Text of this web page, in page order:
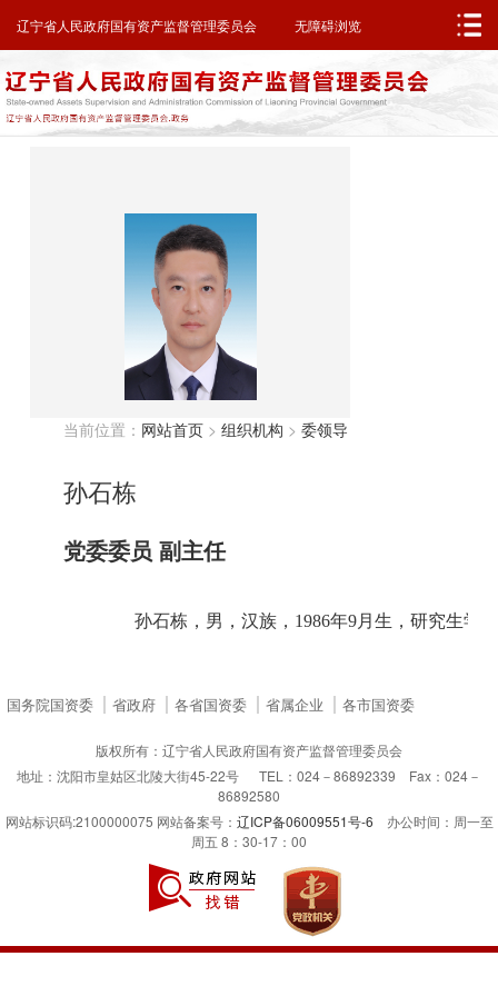
辽宁省人民政府 邮箱系统 无障碍浏览
辽宁省人民政府国有资产监督管理委员会 无障碍浏览
当前位置： 网站首页 > 组织机构 > 委领导
孙石栋
党委委员 副主任
孙石栋，男，汉族，1986年9月生，研究生学
国务院国资委 省政府 各省国资委 省属企业 各市国资委
版权所有：辽宁省人民政府国有资产监督管理委员会
地址：沈阳市皇姑区北陵大街45-22号 TEL：024－86892339 Fax：024－
86892580
网站标识码:2100000075 网站备案号： 辽ICP备06009551号-6 办公时间：周一至
周五 8：30-17：00